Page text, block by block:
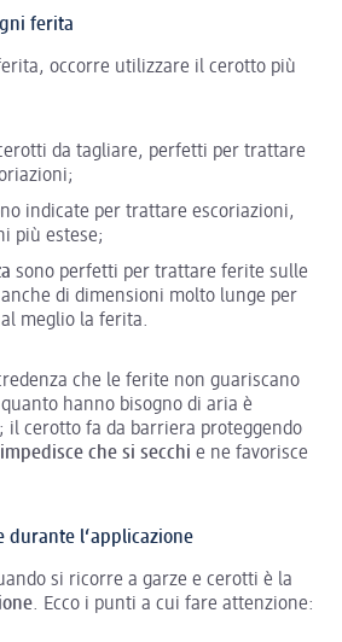
ferita
occorre utilizzare il cerotto più
da tagliare, perfetti per trattare
indicate per trattare escoriazioni,
più estese;
sono perfetti per trattare ferite sulle
di dimensioni molto lunge per
meglio la ferita.
che le ferite non guariscano
hanno bisogno di aria è
il cerotto fa da barriera proteggendo
che si secchi e ne favorisce
durante l‘applicazione
si ricorre a garze e cerotti è la
. Ecco i punti a cui fare attenzione: